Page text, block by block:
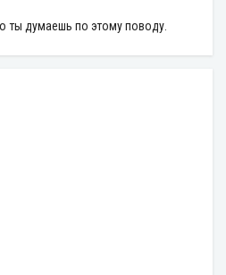
ты думаешь по этому поводу.